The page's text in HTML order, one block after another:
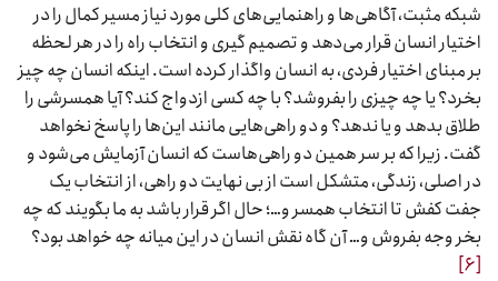
شبکه مثبت، آگاهی‌ها و راهنمایی‌های کلی مورد نیاز مسیر کمال را در
اختیار انسان قرار می‌دهد و تصمیم گیری و انتخاب راه را در هر لحظه
بر مبنای اختیار فردی، به انسان واگذار کرده است. اینکه انسان چه چیز
بخرد؟ یا چه چیزی را بفروشد؟ با چه کسی ازدواج کند؟ آیا همسرشی را
طلاق بدهد و یا ندهد؟ و دو راهی‌هایی مانند این‌ها را پاسخ نخواهد
گفت. زیرا که بر سر همین دو راهی‌هاست که انسان آزمایش می‌شود و
در اصلی، زندگی، متشکل است از بی نهایت دو راهی، از انتخاب یک
جفت کفش تا انتخاب همسر و…؛ حال اگر قرار باشد به ما بگویند که چه
بخر وجه بفروش و… آن گاه نقش انسان در این میانه چه خواهد بود؟
[۶]